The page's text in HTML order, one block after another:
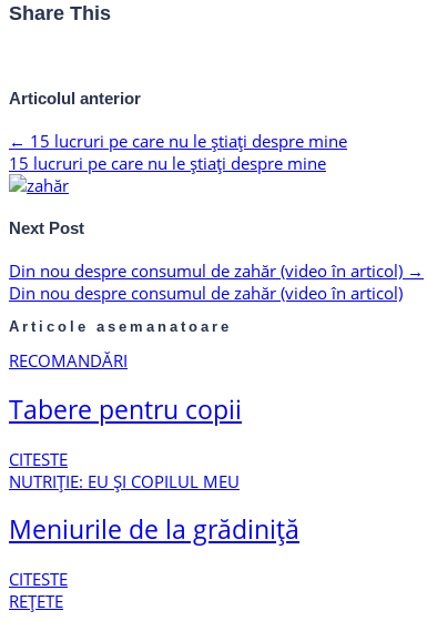
Share This
Articolul anterior
← 15 lucruri pe care nu le știați despre mine
15 lucruri pe care nu le știați despre mine
Next Post
Din nou despre consumul de zahăr (video în articol) →
Din nou despre consumul de zahăr (video în articol)
Articole asemanatoare
RECOMANDĂRI
Tabere pentru copii
CITESTE
NUTRIȚIE: EU ȘI COPILUL MEU
Meniurile de la grădiniță
CITESTE
REȚETE